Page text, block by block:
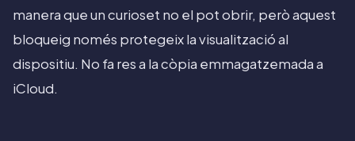
manera que un curioset no el pot obrir, però aquest
bloqueig només protegeix la visualització al
dispositiu. No fa res a la còpia emmagatzemada a
iCloud.